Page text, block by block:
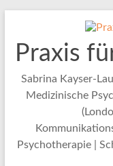
springen
Praxis
Sabrina Kayser-
Medizinische
Psychotherapie |